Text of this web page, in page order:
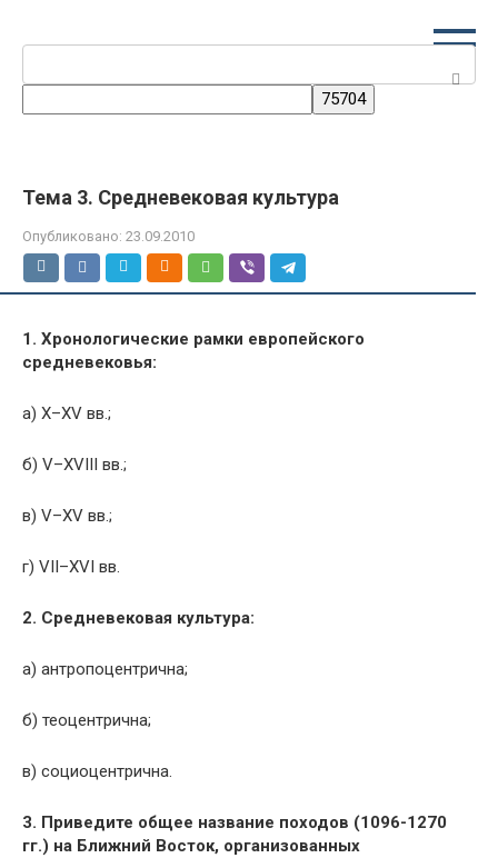
Тема 3. Средневековая культура
Опубликовано: 23.09.2010
1. Хронологические рамки европейского
средневековья:
а) X–XV вв.;
б) V–XVIII вв.;
в) V–XV вв.;
г) VII–XVI вв.
2. Средневековая культура:
а) антропоцентрична;
б) теоцентрична;
в) социоцентрична.
3. Приведите общее название походов (1096-1270
гг.) на Ближний Восток, организованных